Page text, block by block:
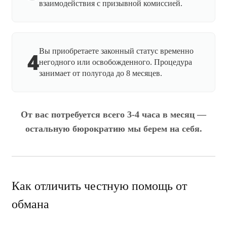
взаимодействия с призывной комиссией.
4Вы приобретаете законный статус временно
негодного или освобожденного. Процедура
занимает от полугода до 8 месяцев.
От вас потребуется всего 3-4 часа в месяц —
остальную бюрократию мы берем на себя.
Как отличить честную помощь от
обмана